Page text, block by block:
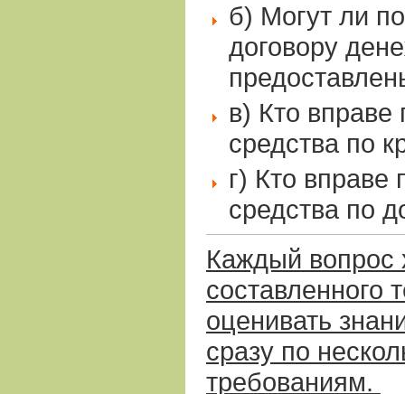
б) Могут ли
договору
в) Кто вправе
средства по
г) Кто вправе
средства по
Каждый вопрос
составленного
оценивать
сразу по
требованиям.